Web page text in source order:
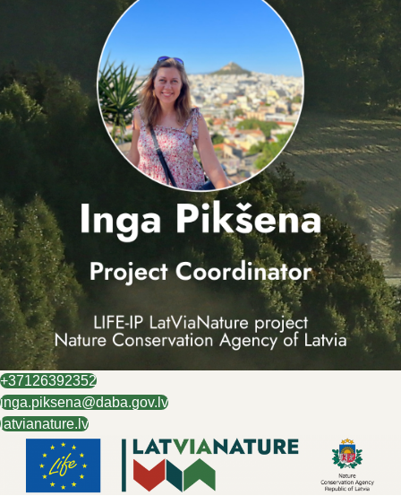
+37126392352
inga.piksena@daba.gov.lv
latvianature.lv